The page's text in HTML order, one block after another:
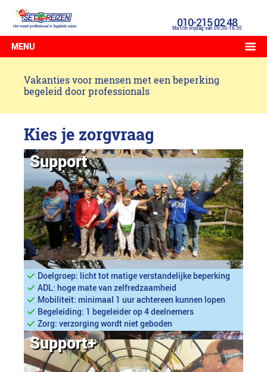
010-215 02 48
Ma t/m vrijdag van 09:30-16:30
MENU
Vakanties voor mensen met een beperking
begeleid door professionals
Kies je zorgvraag
Support
Doelgroep: licht tot matige verstandelijke beperking
ADL: hoge mate van zelfredzaamheid
Mobiliteit: minimaal 1 uur achtereen kunnen lopen
Begeleiding: 1 begeleider op 4 deelnemers
Zorg: verzorging wordt niet geboden
Support+